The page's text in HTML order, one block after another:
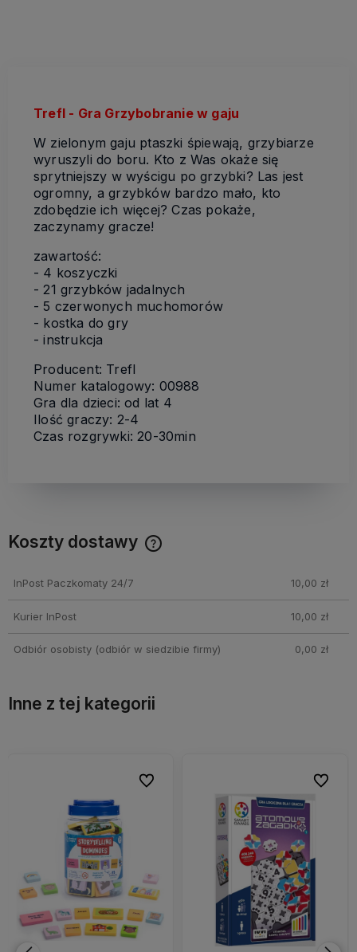
Trefl - Gra Grzybobranie w gaju
W zielonym gaju ptaszki śpiewają, grzybiarze
wyruszyli do boru. Kto z Was okaże się
sprytniejszy w wyścigu po grzybki? Las jest
ogromny, a grzybków bardzo mało, kto
zdobędzie ich więcej? Czas pokaże,
zaczynamy gracze!
zawartość:
- 4 koszyczki
- 21 grzybków jadalnych
- 5 czerwonych muchomorów
- kostka do gry
- instrukcja
Producent: Trefl
Numer katalogowy: 00988
Gra dla dzieci: od lat 4
Ilość graczy: 2-4
Czas rozgrywki: 20-30min
Koszty dostawy
InPost Paczkomaty 24/7 10,00 zł
Kurier InPost 10,00 zł
Odbiór osobisty(odbiór w siedzibie firmy) 0,00 zł
Inne z tej kategorii
Do ulubionych
Do ulubionych Do
Do